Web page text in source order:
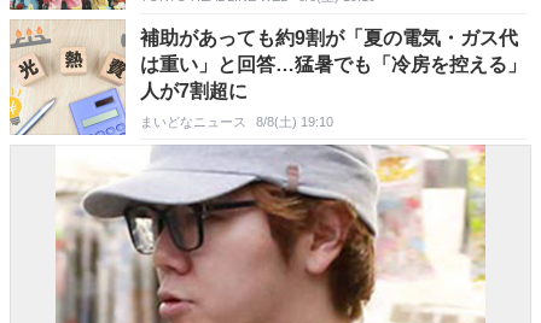
補助があっても約9割が「夏の電気・ガス代
は重い」と回答…猛暑でも「冷房を控える」
人が7割超に
まいどなニュース 8/8(土) 19:10